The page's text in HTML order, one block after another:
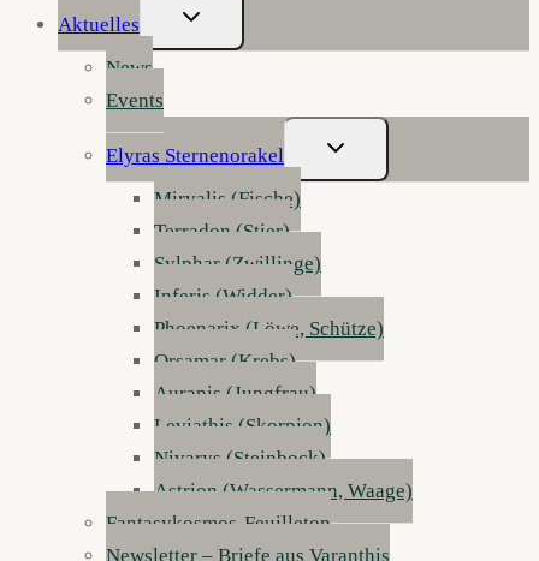
Aktuelles
Untermenü
Umschalten
News
Events
Elyras Sternenorakel
Untermenü
Umschalten
Mirvalis (Fische)
Terradon (Stier)
Sylphar (Zwillinge)
Inferis (Widder)
Phoenarix (Löwe, Schütze)
Orsamar (Krebs)
Aurapis (Jungfrau)
Leviathis (Skorpion)
Nivarys (Steinbock)
Astrion (Wassermann, Waage)
Fantasykosmos-Feuilleton
Newsletter – Briefe aus Varanthis